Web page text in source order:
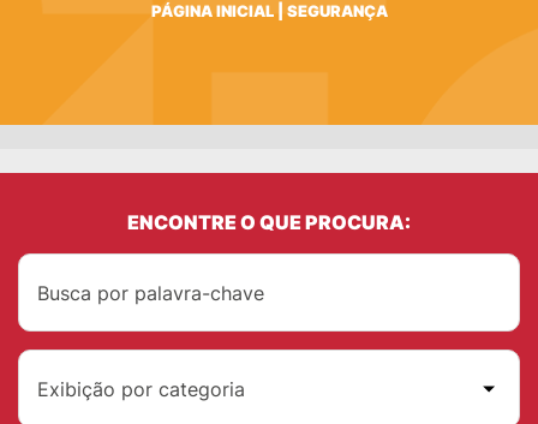
PÁGINA INICIAL| SEGURANÇA
ENCONTRE O QUE PROCURA:
Exibição por categoria